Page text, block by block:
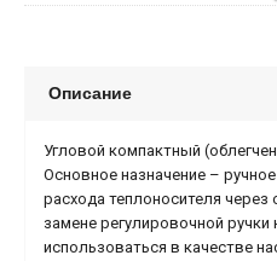
Описание
Угловой компактный
Основное назначение –
расхода теплоносителя
замене регулировочной
использоваться в качестве